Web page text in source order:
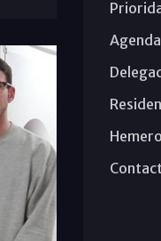
Agenda